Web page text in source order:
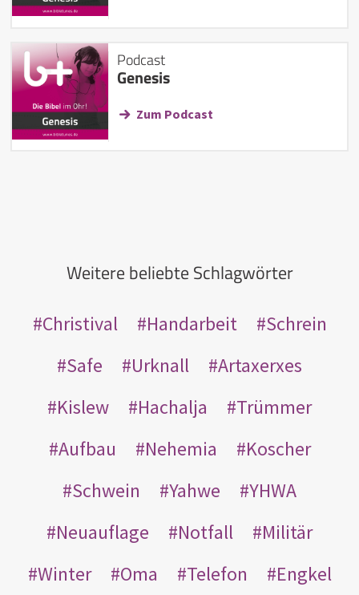
Podcast
Genesis
Zum Podcast
Weitere beliebte Schlagwörter
Christival Handarbeit
Schrein
Safe
Urknall
Artaxerxes
Kislew
Hachalja
Trümmer
Aufbau
Nehemia
Koscher
Schwein
Yahwe
YHWA
Neuauflage
Notfall
Militär
Winter
Oma Telefon
Engkel